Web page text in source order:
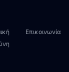
Επικοινωνία